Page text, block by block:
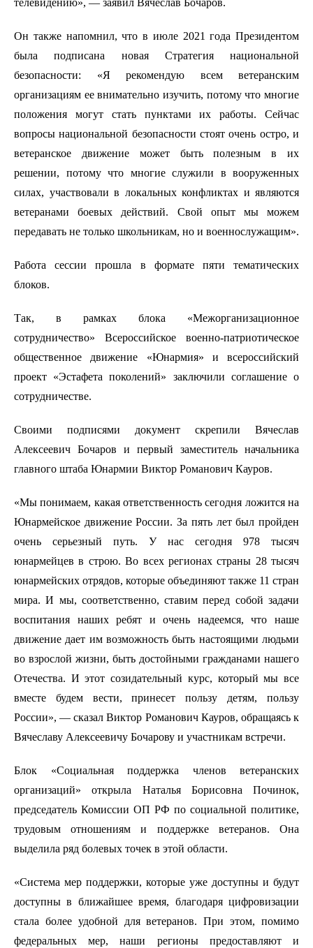
телевидению», — заявил Вячеслав Бочаров.
Он также напомнил, что в июле 2021 года Президентом
была подписана новая Стратегия национальной
безопасности: «Я рекомендую всем ветеранским
организациям ее внимательно изучить, потому что многие
положения могут стать пунктами их работы. Сейчас
вопросы национальной безопасности стоят очень остро, и
ветеранское движение может быть полезным в их
решении, потому что многие служили в вооруженных
силах, участвовали в локальных конфликтах и являются
ветеранами боевых действий. Свой опыт мы можем
передавать не только школьникам, но и военнослужащим».
Работа сессии прошла в формате пяти тематических
блоков.
Так, в рамках блока «Межорганизационное
сотрудничество» Всероссийское военно-патриотическое
общественное движение «Юнармия» и всероссийский
проект «Эстафета поколений» заключили соглашение о
сотрудничестве.
Своими подписями документ скрепили Вячеслав
Алексеевич Бочаров и первый заместитель начальника
главного штаба Юнармии Виктор Романович Кауров.
«Мы понимаем, какая ответственность сегодня ложится на
Юнармейское движение России. За пять лет был пройден
очень серьезный путь. У нас сегодня 978 тысяч
юнармейцев в строю. Во всех регионах страны 28 тысяч
юнармейских отрядов, которые объединяют также 11 стран
мира. И мы, соответственно, ставим перед собой задачи
воспитания наших ребят и очень надеемся, что наше
движение дает им возможность быть настоящими людьми
во взрослой жизни, быть достойными гражданами нашего
Отечества. И этот созидательный курс, который мы все
вместе будем вести, принесет пользу детям, пользу
России», — сказал Виктор Романович Кауров, обращаясь к
Вячеславу Алексеевичу Бочарову и участникам встречи.
Блок «Социальная поддержка членов ветеранских
организаций» открыла Наталья Борисовна Починок,
председатель Комиссии ОП РФ по социальной политике,
трудовым отношениям и поддержке ветеранов. Она
выделила ряд болевых точек в этой области.
«Система мер поддержки, которые уже доступны и будут
доступны в ближайшее время, благодаря цифровизации
стала более удобной для ветеранов. При этом, помимо
федеральных мер, наши регионы предоставляют и